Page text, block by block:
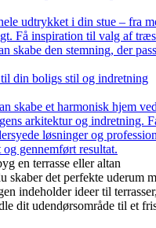
udtrykket i din stue – fra
Få inspiration til valg af
skabe den stemning, der
din boligs stil og indretning
skabe et harmonisk hjem
arkitektur og indretning.
løsninger og
gennemført resultat.
en terrasse eller altan
skaber det perfekte uderum
indeholder ideer til
dit udendørsområde til et